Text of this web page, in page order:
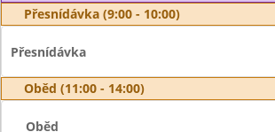
Přesnídávka (9:00 - 10:00)
Přesnídávka
Oběd (11:00 - 14:00)
Oběd